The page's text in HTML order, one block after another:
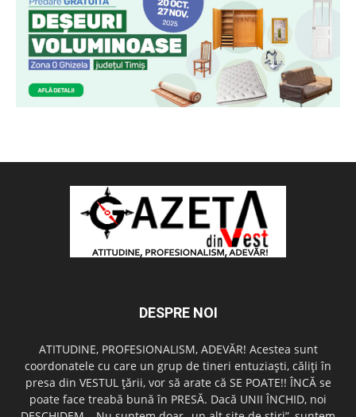
DESPRE NOI
ATITUDINE, PROFESIONALISM, ADEVĂR! Acestea sunt
coordonatele cu care un grup de tineri entuziaşti, căliţi în
presa din VESTUL ţării, vor să arate că SE POATE!! ÎNCĂ se
poate face treabă bună în PRESĂ. Dacă UNII ÎNCHID, noi